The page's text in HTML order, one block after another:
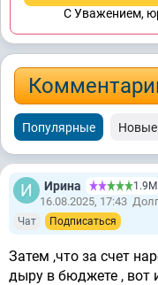
C Уважением,
Популярные Новые
Ирина 1.9М
16.08.2025, 17:43
Чат Подписаться
Затем ,что за счет
дыру в бюджете ,